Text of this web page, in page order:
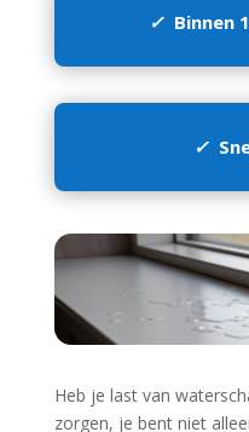
✓Binnen
✓
Heb je last van
zorgen, je bent niet